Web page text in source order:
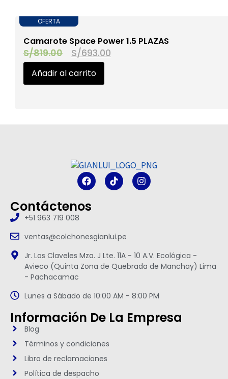
OFERTA
Camarote Space Power 1.5 PLAZAS
S/819.00 S/693.00
Añadir al carrito
Contáctenos
+51 963 719 008
ventas@colchonesgianlui.pe
Jr. Los Claveles Mza. J Lte. 11A - 10 A.V. Ecológica -
Avieco (Quinta Zona de Quebrada de Manchay) Lima
- Pachacamac
Lunes a Sábado de 10:00 AM - 8:00 PM
Información De La Empresa
Blog
Términos y condiciones
Libro de reclamaciones
Política de despacho